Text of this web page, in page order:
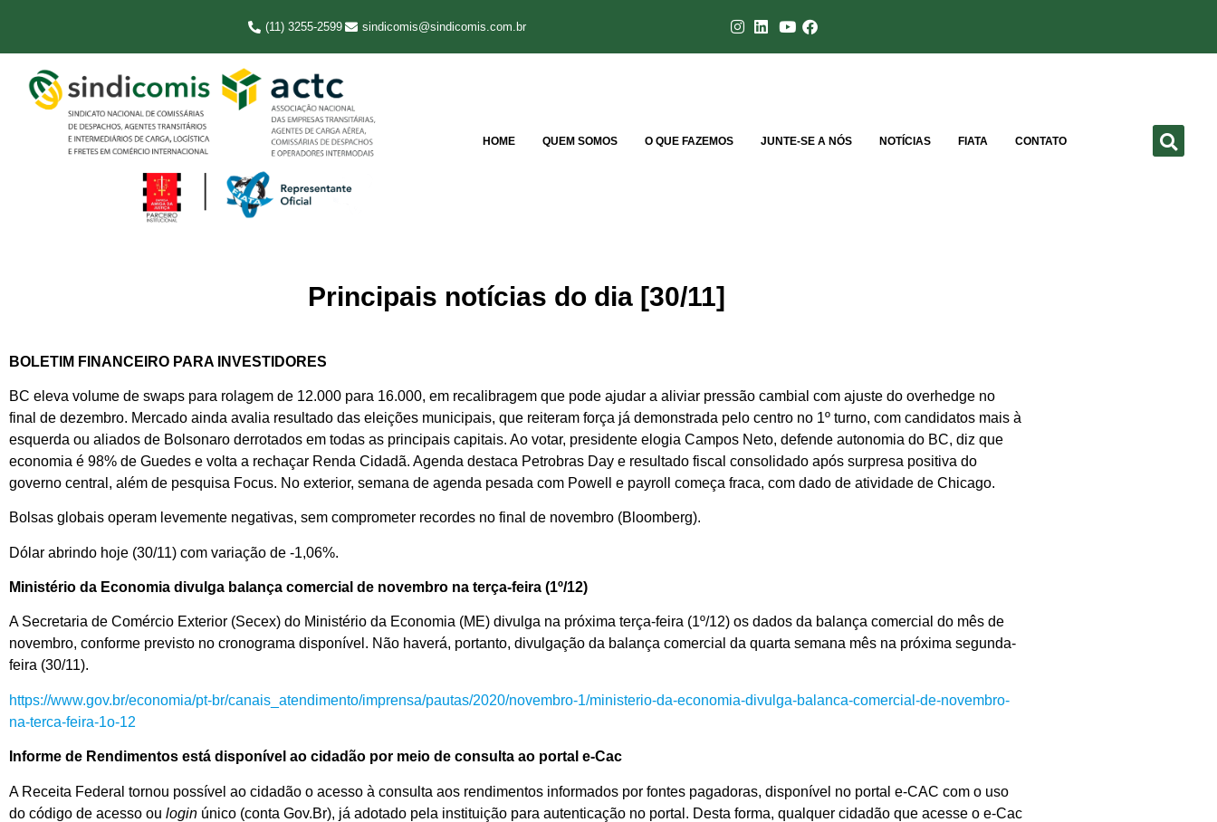
(11) 3255-2599 sindicomis@sindicomis.com.br
HOME QUEM SOMOS O QUE FAZEMOS JUNTE-SE A NÓS NOTÍCIAS FIATA CONTATO
Principais notícias do dia [30/11]
BOLETIM FINANCEIRO PARA INVESTIDORES
BC eleva volume de swaps para rolagem de 12.000 para 16.000, em recalibragem que pode ajudar a aliviar pressão cambial com ajuste do overhedge no
final de dezembro. Mercado ainda avalia resultado das eleições municipais, que reiteram força já demonstrada pelo centro no 1º turno, com candidatos mais à
esquerda ou aliados de Bolsonaro derrotados em todas as principais capitais. Ao votar, presidente elogia Campos Neto, defende autonomia do BC, diz que
economia é 98% de Guedes e volta a rechaçar Renda Cidadã. Agenda destaca Petrobras Day e resultado fiscal consolidado após surpresa positiva do
governo central, além de pesquisa Focus. No exterior, semana de agenda pesada com Powell e payroll começa fraca, com dado de atividade de Chicago.
Bolsas globais operam levemente negativas, sem comprometer recordes no final de novembro (Bloomberg).
Dólar abrindo hoje (30/11) com variação de -1,06%.
Ministério da Economia divulga balança comercial de novembro na terça-feira (1º/12)
A Secretaria de Comércio Exterior (Secex) do Ministério da Economia (ME) divulga na próxima terça-feira (1º/12) os dados da balança comercial do mês de
novembro, conforme previsto no cronograma disponível. Não haverá, portanto, divulgação da balança comercial da quarta semana mês na próxima segunda-
feira (30/11).
https://www.gov.br/economia/pt-br/canais_atendimento/imprensa/pautas/2020/novembro-1/ministerio-da-economia-divulga-balanca-comercial-de-novembro-
na-terca-feira-1o-12
Informe de Rendimentos está disponível ao cidadão por meio de consulta ao portal e-Cac
A Receita Federal tornou possível ao cidadão o acesso à consulta aos rendimentos informados por fontes pagadoras, disponível no portal e-CAC com o uso
do código de acesso ou login único (conta Gov.Br), já adotado pela instituição para autenticação no portal. Desta forma, qualquer cidadão que acesse o e-Cac